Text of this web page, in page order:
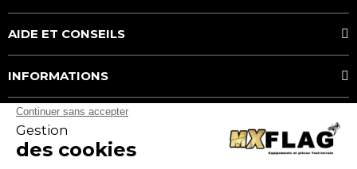
AIDE ET CONSEILS
INFORMATIONS
MOYENS DE PAIEMENT